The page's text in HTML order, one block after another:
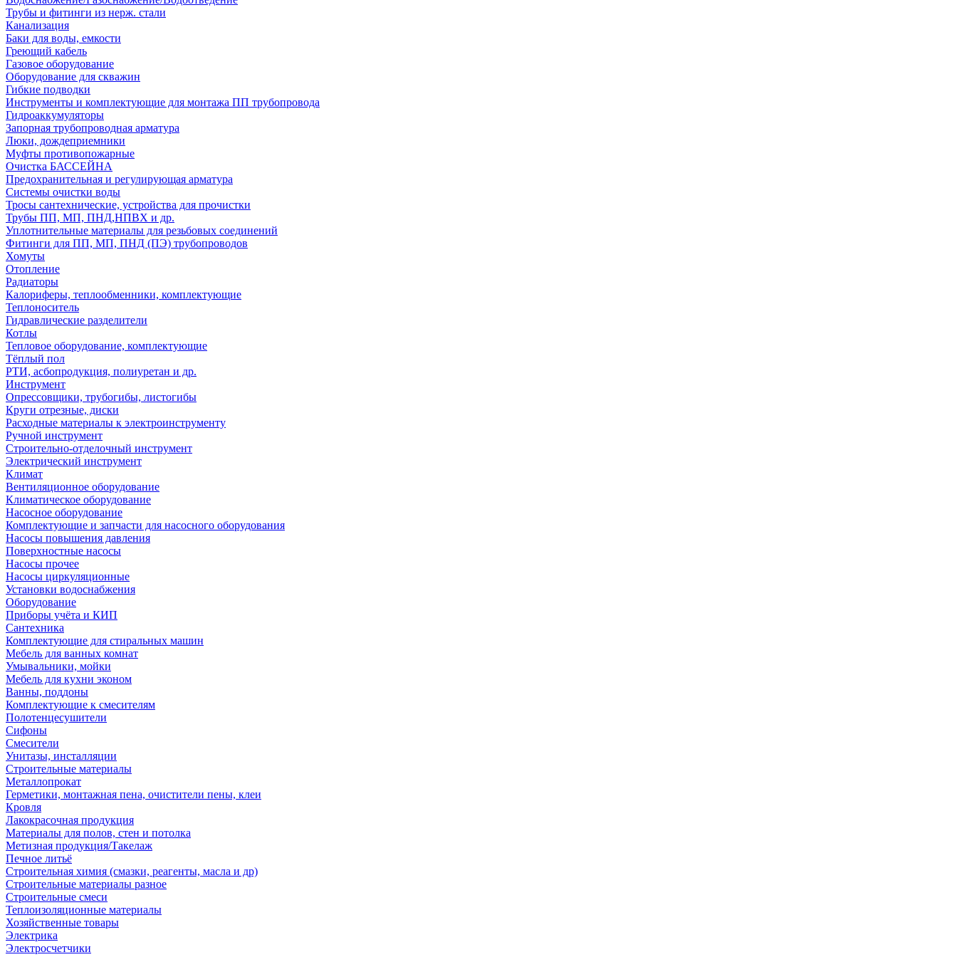
Трубы и фитинги из нерж. стали
Канализация
Баки для воды, емкости
Греющий кабель
Газовое оборудование
Оборудование для скважин
Гибкие подводки
Инструменты и комплектующие для монтажа ПП трубопровода
Гидроаккумуляторы
Запорная трубопроводная арматура
Люки, дождеприемники
Муфты противопожарные
Очистка БАССЕЙНА
Предохранительная и регулирующая арматура
Системы очистки воды
Тросы сантехнические, устройства для прочистки
Трубы ПП, МП, ПНД,НПВХ и др.
Уплотнительные материалы для резьбовых соединений
Фитинги для ПП, МП, ПНД (ПЭ) трубопроводов
Хомуты
Отопление
Радиаторы
Калориферы, теплообменники, комплектующие
Теплоноситель
Гидравлические разделители
Котлы
Тепловое оборудование, комплектующие
Тёплый пол
РТИ, асбопродукция, полиуретан и др.
Инструмент
Опрессовщики, трубогибы, листогибы
Круги отрезные, диски
Расходные материалы к электроинструменту
Ручной инструмент
Строительно-отделочный инструмент
Электрический инструмент
Климат
Вентиляционное оборудование
Климатическое оборудование
Насосное оборудование
Комплектующие и запчасти для насосного оборудования
Насосы повышения давления
Поверхностные насосы
Насосы прочее
Насосы циркуляционные
Установки водоснабжения
Оборудование
Приборы учёта и КИП
Сантехника
Комплектующие для стиральных машин
Мебель для ванных комнат
Умывальники, мойки
Мебель для кухни эконом
Ванны, поддоны
Комплектующие к смесителям
Полотенцесушители
Сифоны
Смесители
Унитазы, инсталляции
Строительные материалы
Металлопрокат
Герметики, монтажная пена, очистители пены, клеи
Кровля
Лакокрасочная продукция
Материалы для полов, стен и потолка
Метизная продукция/Такелаж
Печное литьё
Строительная химия (смазки, реагенты, масла и др)
Строительные материалы разное
Строительные смеси
Теплоизоляционные материалы
Хозяйственные товары
Электрика
Электросчетчики